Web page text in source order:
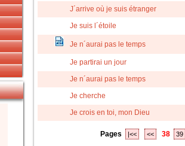
J´arrive où je suis étranger
Je suis l´étoile
Je n´aurai pas le temps
Je partirai un jour
Je n´aurai pas le temps
Je cherche
Je crois en toi, mon Dieu
Pages |<< << 38 39